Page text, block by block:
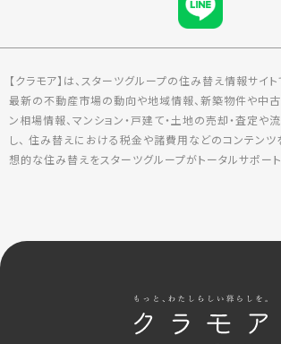
【クラモア】は、スターツグループの住み替え情報サイト
最新の不動産市場の動向や地域情報、新築物件や中古
ン相場情報、マンション・戸建て・土地の売却・査定や
し、 住み替えにおける税金や諸費用などのコンテンツ
想的な住み替えをスターツグループがトータルサポート